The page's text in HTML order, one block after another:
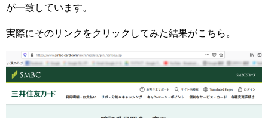
が一致しています。
実際にそのリンクをクリックしてみた結果がこちら。